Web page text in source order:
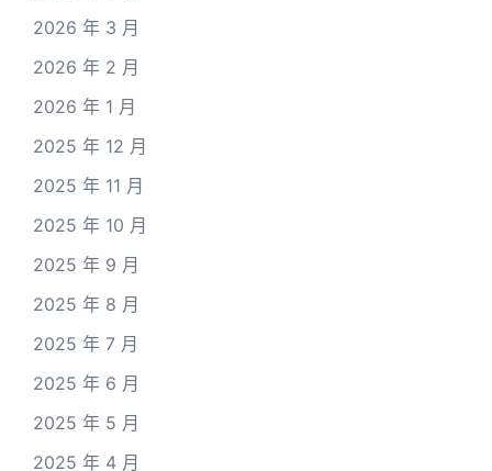
2026 年 3 月
2026 年 2 月
2026 年 1 月
2025 年 12 月
2025 年 11 月
2025 年 10 月
2025 年 9 月
2025 年 8 月
2025 年 7 月
2025 年 6 月
2025 年 5 月
2025 年 4 月